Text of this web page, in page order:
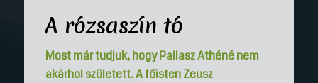
A rózsaszín tó
Most már tudjuk, hogy Pallasz Athéné nem
akárhol született. A főisten Zeusz